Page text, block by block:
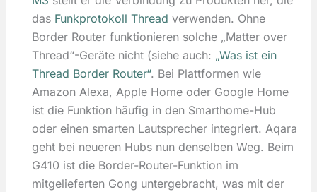
das Funkprotokoll Thread verwenden. Ohne
Border Router funktionieren solche „Matter over
Thread“-Geräte nicht (siehe auch: „Was ist ein
Thread Border Router“. Bei Plattformen wie
Amazon Alexa, Apple Home oder Google Home
ist die Funktion häufig in den Smarthome-Hub
oder einen smarten Lautsprecher integriert. Aqara
geht bei neueren Hubs nun denselben Weg. Beim
G410 ist die Border-Router-Funktion im
mitgelieferten Gong untergebracht, was mit der